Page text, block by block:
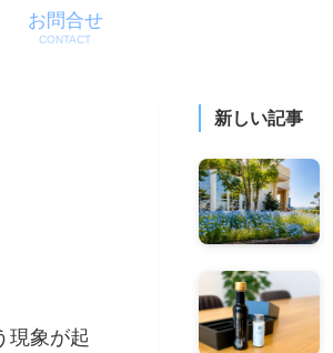
お問合せ
CONTACT
現象が起
新しい記事